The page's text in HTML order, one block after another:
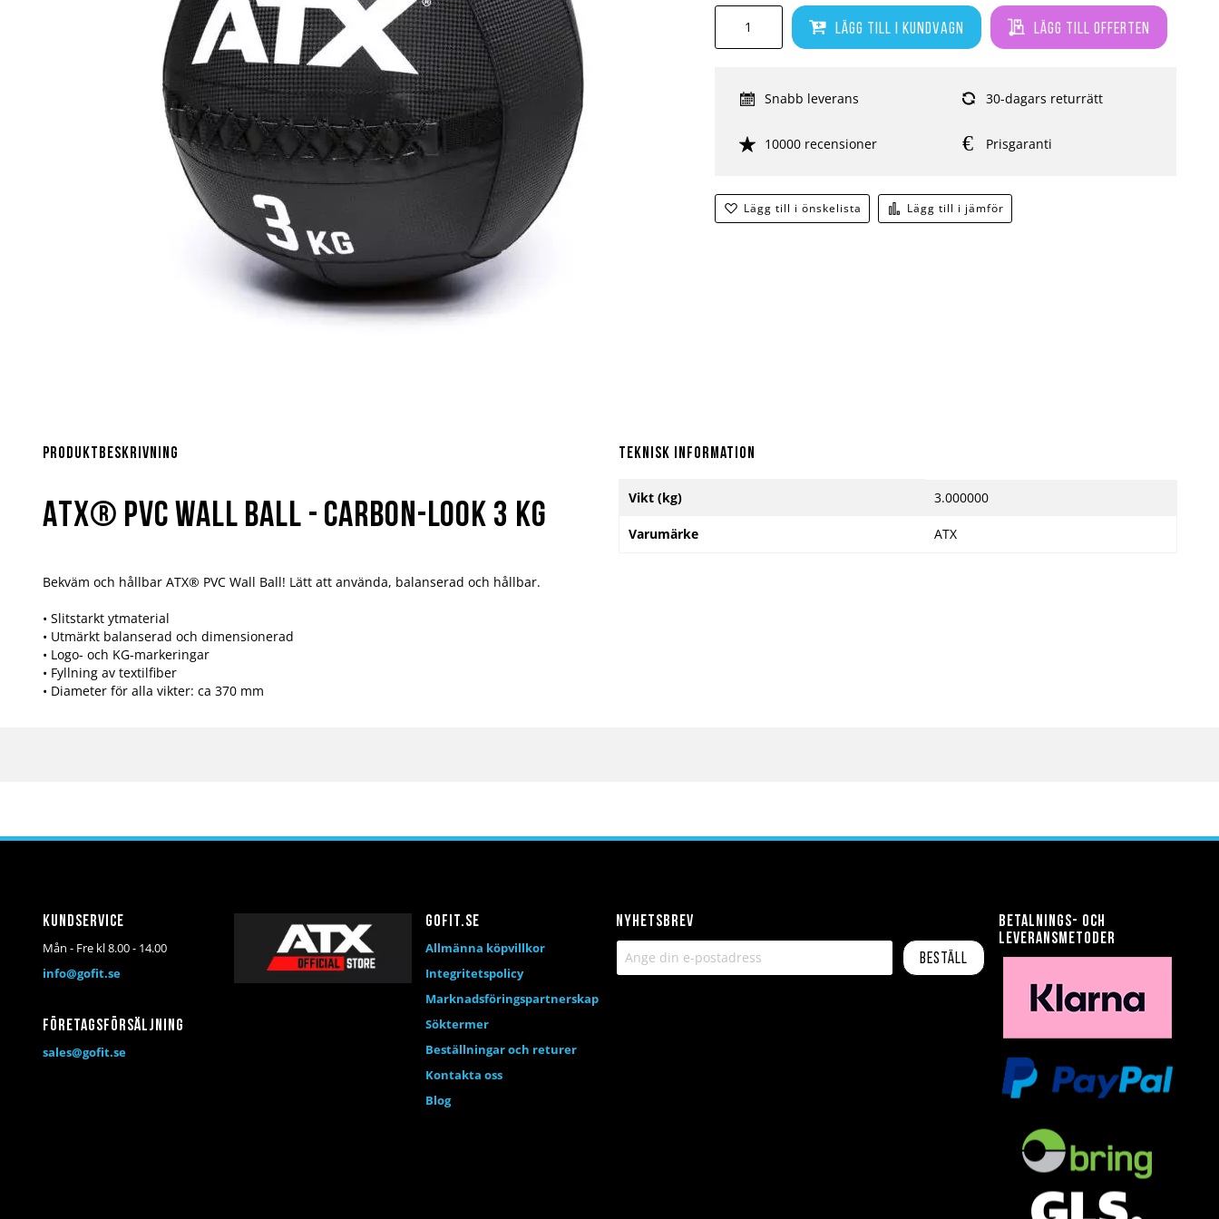
Lägg till i kundvagn Lägg till offerten
Lägg till i önskelista Lägg till i jämför
Snabb leverans 30-dagars returrätt
10000 recensioner Prisgaranti
början
Produktbeskrivning
ATX® PVC Wall Ball - Carbon-Look 3 kg
Bekväm och hållbar ATX® PVC Wall Ball! Lätt att använda, balanserad och hållbar.
• Slitstarkt ytmaterial
• Utmärkt balanserad och dimensionerad
• Logo- och KG-markeringar
• Fyllning av textilfiber
• Diameter för alla vikter: ca 370 mm
Teknisk information
information
Vikt (kg) 3.000000
Varumärke ATX
Nyhetsbrev
Beställ
Kundservice
Mån - Fre kl 8.00 - 14.00
info@gofit.se
Företagsförsäljning
sales@gofit.se
Betalnings- och
leveransmetoder
Gofit.se
Allmänna köpvillkor
Integritetspolicy
Marknadsföringspartnerskap
Söktermer
Beställningar och returer
Kontakta oss
Blog